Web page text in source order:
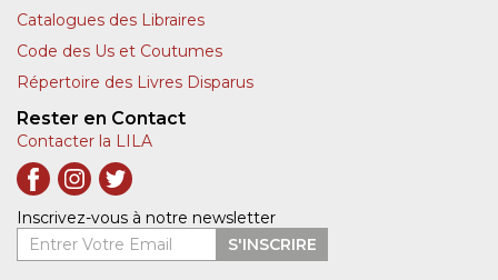
Catalogues des Libraires
Code des Us et Coutumes
Répertoire des Livres Disparus
Rester en Contact
Contacter la LILA
Inscrivez-vous à notre newsletter
Entrer Votre Email
S'INSCRIRE